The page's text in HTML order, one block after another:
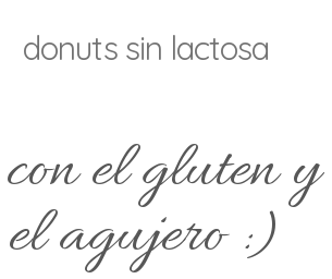
donuts sin lactosa
el gluten
el agujero :)